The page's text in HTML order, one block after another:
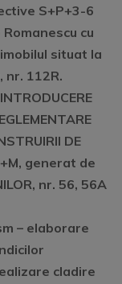
S+P+3-6
cu
situat la
nr. 112R.
INTRODUCERE
DE
generat de
nr. 56, 56A
– elaborare
cladire